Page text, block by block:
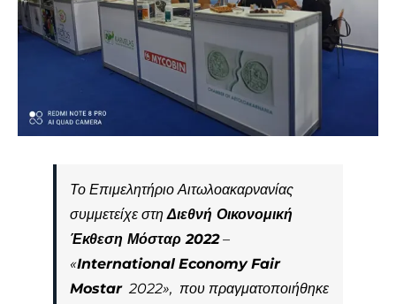
Το Επιμελητήριο Αιτωλοακαρνανίας
συμμετείχε στηΔιεθνή Οικονομική
Έκθεση Μόσταρ 2022–
«International Economy Fair
Mostar2022», που πραγματοποιήθηκε